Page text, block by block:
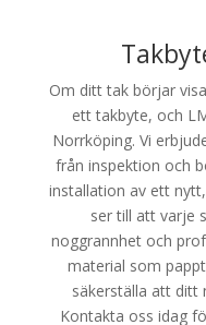
Om ditt tak börjar
ett takbyte, och
Norrköping. Vi
från inspektion och
installation av ett
ser till att varje
noggrannhet och
material som
säkerställa att ditt
Kontakta oss idag